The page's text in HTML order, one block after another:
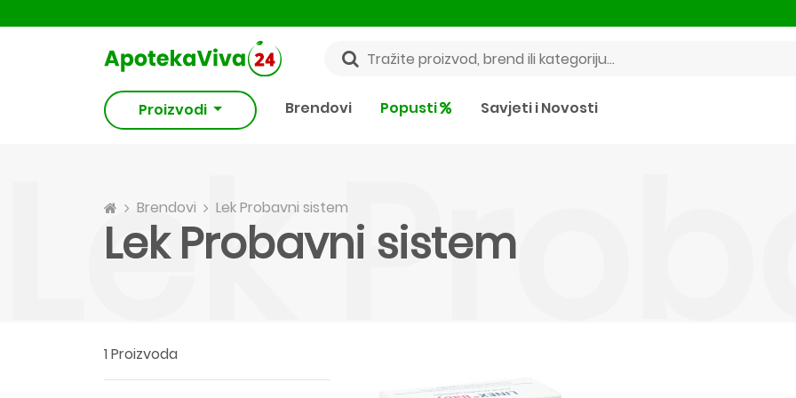
Proizvodi Brendovi Popusti Savjeti i Novosti
Brendovi Lek Probavni sistem
Lek Probavni sistem
Lek
1 Proizvoda